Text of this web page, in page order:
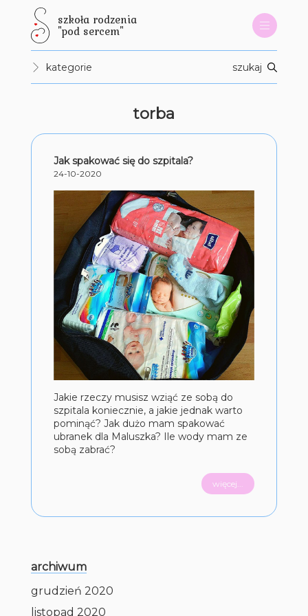
szkoła rodzenia
"pod sercem"
kategorie szukaj
torba
Jak spakować się do szpitala?
24-10-2020
Jakie rzeczy musisz wziąć ze sobą do
szpitala koniecznie, a jakie jednak warto
pominąć? Jak dużo mam spakować
ubranek dla Maluszka? Ile wody mam ze
sobą zabrać?
więcej...
archiwum
grudzień 2020
listopad 2020